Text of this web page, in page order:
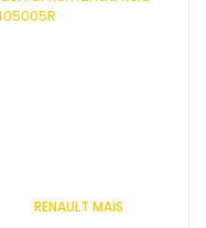
RENAULT MAİS